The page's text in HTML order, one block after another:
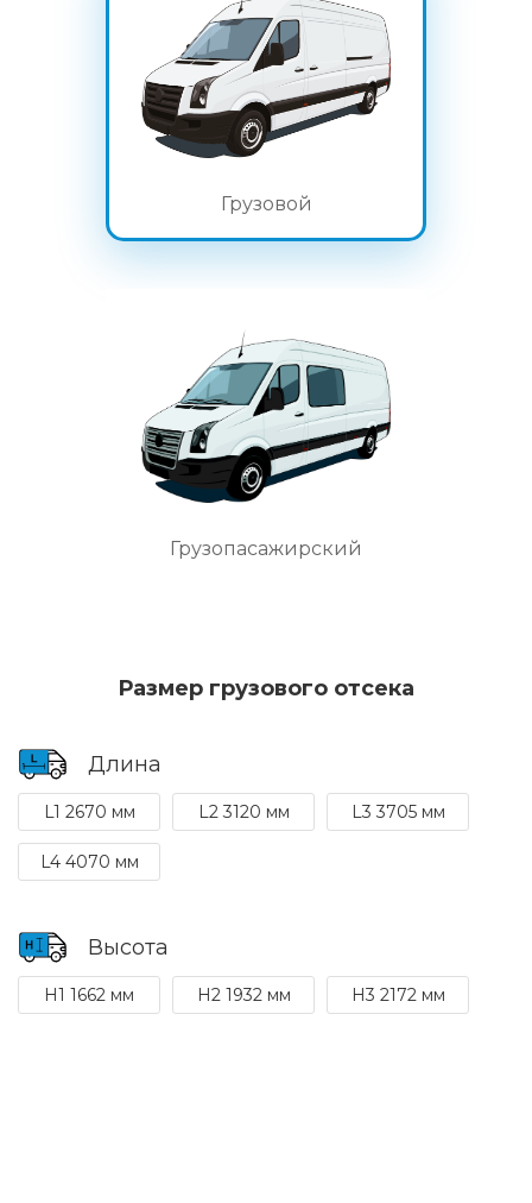
Грузовой
Грузопасажирский
Размер грузового отсека
Длина
L1 2670 мм L2 3120 мм L3 3705 мм
L4 4070 мм
Высота
H1 1662 мм H2 1932 мм H3 2172 мм